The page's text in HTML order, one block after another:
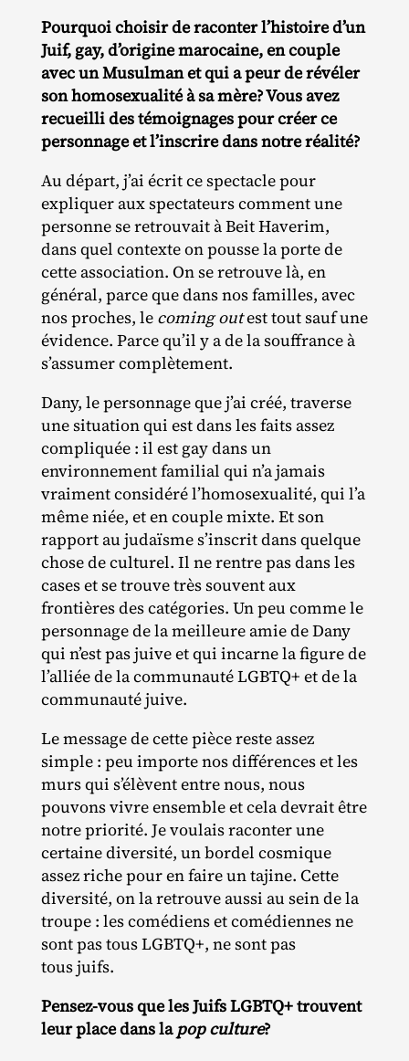
Pourquoi choisir de raconter l’histoire d’un
Juif, gay, d’origine marocaine, en couple
avec un Musulman et qui a peur de révéler
son homosexualité à sa mère? Vous avez
recueilli des témoignages pour créer ce
personnage et l’inscrire dans notre réalité?
Au départ, j’ai écrit ce spectacle pour
expliquer aux spectateurs comment une
personne se retrouvait à Beit Haverim,
dans quel contexte on pousse la porte de
cette association. On se retrouve là, en
général, parce que dans nos familles, avec
nos proches, le coming outest tout sauf une
évidence. Parce qu’il y a de la souffrance à
s’assumer complètement.
Dany, le personnage que j’ai créé, traverse
une situation qui est dans les faits assez
compliquée : il est gay dans un
environnement familial qui n’a jamais
vraiment considéré l’homosexualité, qui l’a
même niée, et en couple mixte. Et son
rapport au judaïsme s’inscrit dans quelque
chose de culturel. Il ne rentre pas dans les
cases et se trouve très souvent aux
frontières des catégories. Un peu comme le
personnage de la meilleure amie de Dany
qui n’est pas juive et qui incarne la figure de
l’alliée de la communauté LGBTQ+ et de la
communauté juive.
Le message de cette pièce reste assez
simple : peu importe nos différences et les
murs qui s’élèvent entre nous, nous
pouvons vivre ensemble et cela devrait être
notre priorité. Je voulais raconter une
certaine diversité, un bordel cosmique
assez riche pour en faire un tajine. Cette
diversité, on la retrouve aussi au sein de la
troupe : les comédiens et comédiennes ne
sont pas tous LGBTQ+, ne sont pas
tous juifs.
Pensez-vous que les Juifs LGBTQ+ trouvent
leur place dans la pop culture?